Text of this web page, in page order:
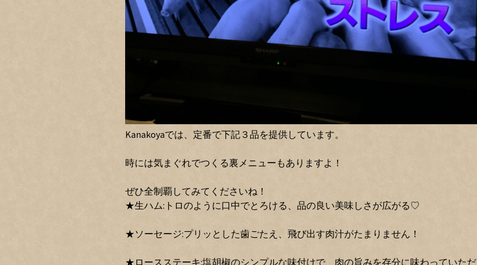
Kanakoyaでは、定番で下記３品を提供しています。
時には気まぐれでつくる裏メニューもありますよ！
ぜひ全制覇してみてくださいね！
★生ハム:トロのように口中でとろける、品の良い美味しさが広がる♡
★ソーセージ:プリッとした歯ごたえ、飛び出す肉汁がたまりません！
★ロースステーキ:塩胡椒のシンプルな味付けで、肉の旨みを存分に味わっていただ